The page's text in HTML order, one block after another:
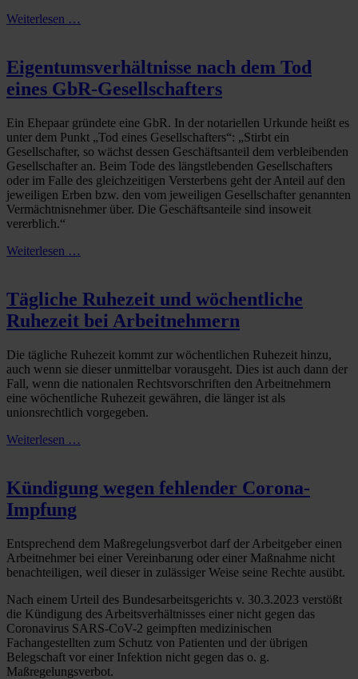
Weiterlesen …
Eigentumsverhältnisse nach dem Tod
eines GbR-Gesellschafters
Ein Ehepaar gründete eine GbR. In der notariellen Urkunde heißt es
unter dem Punkt „Tod eines Gesellschafters“: „Stirbt ein
Gesellschafter, so wächst dessen Geschäftsanteil dem verbleibenden
Gesellschafter an. Beim Tode des längstlebenden Gesellschafters
oder im Falle des gleichzeitigen Versterbens geht der Anteil auf den
jeweiligen Erben bzw. den vom jeweiligen Gesellschafter genannten
Vermächtnisnehmer über. Die Geschäftsanteile sind insoweit
vererblich.“
Weiterlesen …
Tägliche Ruhezeit und wöchentliche
Ruhezeit bei Arbeitnehmern
Die tägliche Ruhezeit kommt zur wöchentlichen Ruhezeit hinzu,
auch wenn sie dieser unmittelbar vorausgeht. Dies ist auch dann der
Fall, wenn die nationalen Rechtsvorschriften den Arbeitnehmern
eine wöchentliche Ruhezeit gewähren, die länger ist als
unionsrechtlich vorgegeben.
Weiterlesen …
Kündigung wegen fehlender Corona-
Impfung
Entsprechend dem Maßregelungsverbot darf der Arbeitgeber einen
Arbeitnehmer bei einer Vereinbarung oder einer Maßnahme nicht
benachteiligen, weil dieser in zulässiger Weise seine Rechte ausübt.
Nach einem Urteil des Bundesarbeitsgerichts v. 30.3.2023 verstößt
die Kündigung des Arbeitsverhältnisses einer nicht gegen das
Coronavirus SARS-CoV-2 geimpften medizinischen
Fachangestellten zum Schutz von Patienten und der übrigen
Belegschaft vor einer Infektion nicht gegen das o. g.
Maßregelungsverbot.